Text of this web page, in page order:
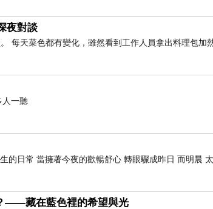
夜對談
每天菜色都有變化，雖然看到工作人員拿出料理包加
一聽
的日常 當擁著今夜的歡暢舒心 轉眼驟成昨日 而明晨
——藏在藍色裡的希望與光